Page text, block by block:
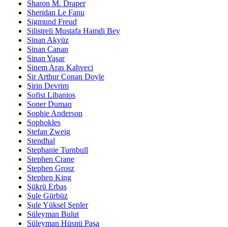
Sharon M. Draper
Sheridan Le Fanu
Sigmund Freud
Silistreli Mustafa Hamdi Bey
Sinan Akyüz
Sinan Canan
Sinan Yaşar
Sinem Aras Kahveci
Sir Arthur Conan Doyle
Şirin Devrim
Sofist Libanios
Soner Duman
Sophie Anderson
Sophokles
Stefan Zweig
Stendhal
Stephanie Turnbull
Stephen Crane
Stephen Grosz
Stephen King
Şükrü Erbaş
Şule Gürbüz
Şule Yüksel Şenler
Süleyman Bulut
Süleyman Hüsnü Paşa